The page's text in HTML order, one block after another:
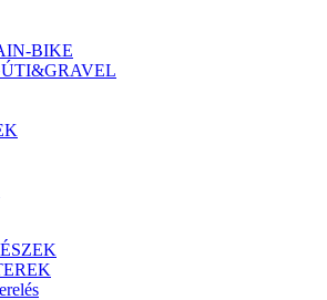
BIKE